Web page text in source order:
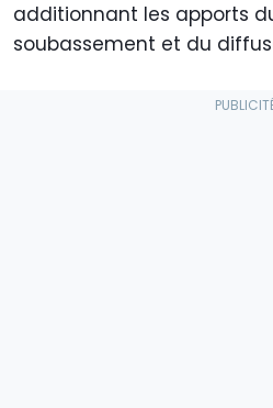
additionnant les apports
soubassement et du